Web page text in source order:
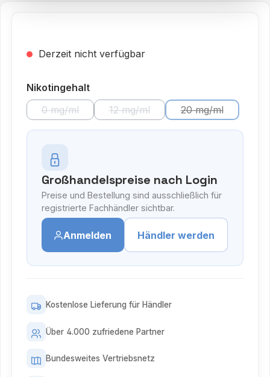
Derzeit nicht verfügbar
Nikotingehaltauswählen
0 mg/ml
(Diese Option ist zurzeit nicht verfügbar.)
12 mg/ml
(Diese Option ist zurzeit nicht
20 mg/ml
(Diese Option
Großhandelspreise nach Login
Preise und Bestellung sind ausschließlich für
registrierte Fachhändler sichtbar.
Anmelden Händler werden
Kostenlose Lieferung für Händler
Über 4.000 zufriedene Partner
Bundesweites Vertriebsnetz